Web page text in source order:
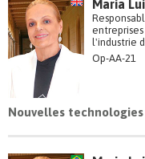
Maria
l'industrie
Op-AA-21
Nouvelles